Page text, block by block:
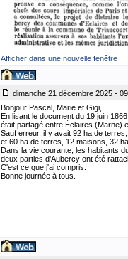
Afficher dans une nouvelle fenêtre
dimanche 21 décembre 2025 -
Bonjour Pascal, Marie et Gigi,
En lisant le document du 19 juin
était partagé entre Éclaires (Marne)
Sauf erreur, il y avait 92 ha de
et 60 ha de terres, 12 maisons, 32
Dans la vie courante, les habitants
deux parties d'Aubercy ont été
C'est ce que j'ai compris.
Bonne journée à tous.